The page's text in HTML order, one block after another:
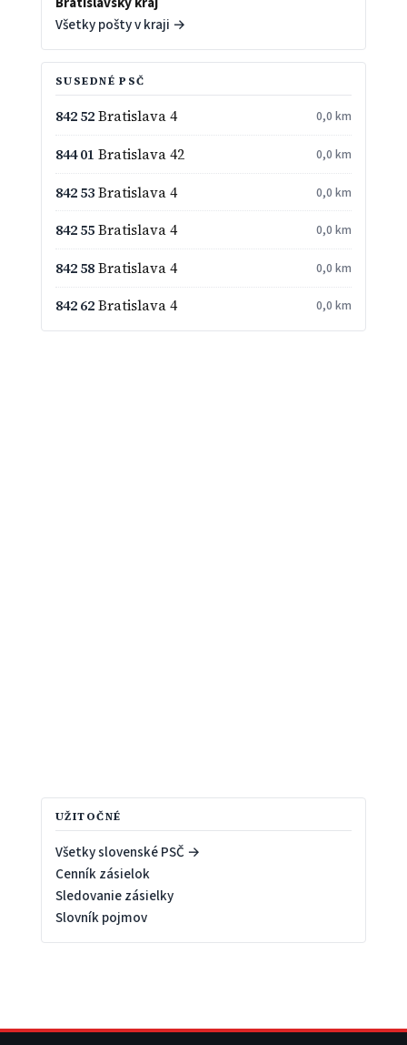
Všetky pošty v kraji →
SUSEDNÉ PSČ
842 52Bratislava 4 0,0 km
844 01 Bratislava 42 0,0 km
842 53Bratislava 4 0,0 km
842 55Bratislava 4 0,0 km
842 58Bratislava 4 0,0 km
842 62Bratislava 4 0,0 km
UŽITOČNÉ
Všetky slovenské PSČ →
Cenník zásielok
Sledovanie zásielky
Slovník pojmov